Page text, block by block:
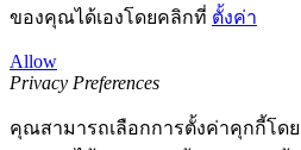
ของคุณได้เองโดยคลิกที่ ตั้งค่า
Allow
Privacy Preferences
คุณสามารถเลือกการตั้งค่าคุกกี้โด